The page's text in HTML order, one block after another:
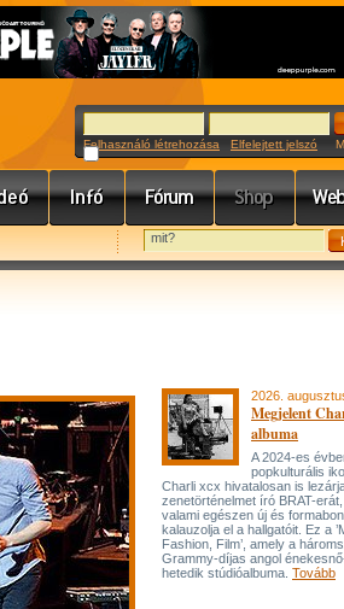
Felhasználó létrehozása Elfelejtett jelszó
2026.
Megjelent
albuma
A 2024-es
popkulturális
Charli xcx hivatalosan is
zenetörténelmet író BRAT-
valami egészen új és
kalauzolja el a hallgatóit. Ez a
Fashion, Film’, amely a
Grammy-díjas angol
hetedik stúdióalbuma. Tovább